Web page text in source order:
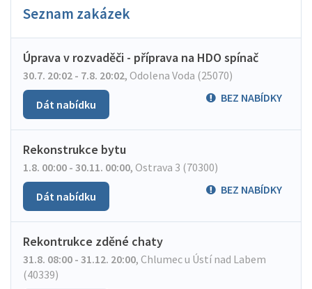
Seznam zakázek
Úprava v rozvaděči - příprava na HDO spínač
30.7. 20:02 - 7.8. 20:02, Odolena Voda (25070)
BEZ NABÍDKY
Dát nabídku
Rekonstrukce bytu
1.8. 00:00 - 30.11. 00:00, Ostrava 3 (70300)
BEZ NABÍDKY
Dát nabídku
Rekontrukce zděné chaty
31.8. 08:00 - 31.12. 20:00, Chlumec u Ústí nad Labem
(40339)